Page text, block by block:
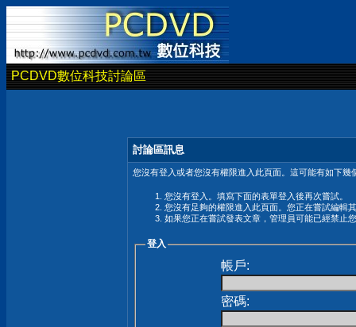
PCDVD數位科技討論區
討論區訊息
您沒有登入或者您沒有權限進入此頁面。這可能有如下幾
您沒有登入。填寫下面的表單登入後再次嘗試。
您沒有足夠的權限進入此頁面。您正在嘗試編輯
如果您正在嘗試發表文章，管理員可能已經禁止
登入
帳戶:
密碼: